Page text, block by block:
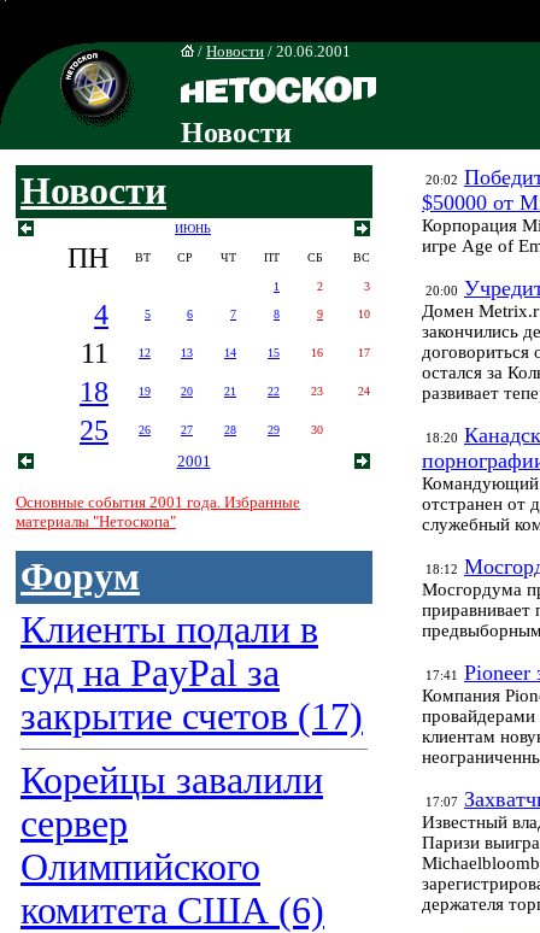
/ Новости / 20.06.2001
Новости
Новости
ИЮНЬ
ПН ВТ СР ЧТ ПТ СБ ВС
1 2 3
4 5 6 7 8 9 10
11 12 13 14 15 16 17
18 19 20 21 22 23 24
25 26 27 28 29 30
2001
Основные события 2001 года. Избранные
материалы "Нетоскопа"
Форум
Клиенты подали в
суд на PayPal за
закрытие счетов (17)
Корейцы завалили
сервер
Олимпийского
комитета США (6)
20:02
$50000 от
Корпорация
игре Age of
20:00
Домен
закончились
остался за
развивает
18:20
Командующий
отстранен от
служебный
18:12
Мосгордума
приравнивает
предвыборным
17:41 Pioneer
Компания
провайдерами
клиентам
17:07
Известный
Паризи
держателя